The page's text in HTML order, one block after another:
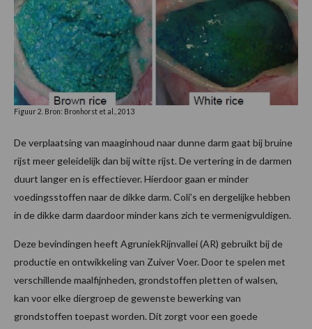
Figuur 2. Bron: Bronhorst et al., 2013
De verplaatsing van maaginhoud naar dunne darm gaat bij bruine
rijst meer geleidelijk dan bij witte rijst. De vertering in de darmen
duurt langer en is effectiever. Hierdoor gaan er minder
voedingsstoffen naar de dikke darm. Coli’s en dergelijke hebben
in de dikke darm daardoor minder kans zich te vermenigvuldigen.
Deze bevindingen heeft AgruniekRijnvallei (AR) gebruikt bij de
productie en ontwikkeling van Zuiver Voer. Door te spelen met
verschillende maalfijnheden, grondstoffen pletten of walsen,
kan voor elke diergroep de gewenste bewerking van
grondstoffen toepast worden. Dit zorgt voor een goede